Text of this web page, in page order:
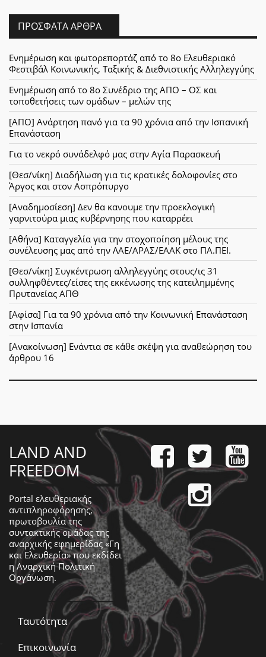
ΠΡΌΣΦΑΤΑ ΆΡΘΡΑ
Ενημέρωση και φωτορεπορτάζ από το 8ο Ελευθεριακό
Φεστιβάλ Κοινωνικής, Ταξικής & Διεθνιστικής Αλληλεγγύης
Ενημέρωση από το 8ο Συνέδριο της ΑΠΟ – ΟΣ και
τοποθετήσεις των ομάδων – μελών της
[ΑΠΟ] Ανάρτηση πανό για τα 90 χρόνια από την Ισπανική
Επανάσταση
Για το νεκρό συνάδελφό μας στην Αγία Παρασκευή
[Θεσ/νίκη] Διαδήλωση για τις κρατικές δολοφονίες στο
Άργος και στον Ασπρόπυργο
[Αναδημοσίεση] Δεν θα κανουμε την προεκλογική
γαρνιτούρα μιας κυβέρνησης που καταρρέει
[Αθήνα] Καταγγελία για την στοχοποίηση μέλους της
συνέλευσης μας από την ΛΑΕ/ΑΡΑΣ/ΕΑΑΚ στο ΠΑ.ΠΕΙ.
[Θεσ/νίκη] Συγκέντρωση αλληλεγγύης στους/ις 31
συλληφθέντες/είσες της εκκένωσης της κατειλημμένης
Πρυτανείας ΑΠΘ
[Αφίσα] Για τα 90 χρόνια από την Κοινωνική Επανάσταση
στην Ισπανία
[Ανακοίνωση] Ενάντια σε κάθε σκέψη για αναθεώρηση του
άρθρου 16
LAND AND
FREEDOM
Portal ελευθεριακής
αντιπληροφόρησης,
πρωτοβουλία της
συντακτικής ομάδας της
αναρχικής εφημερίδας «Γη
και Ελευθερία» που εκδίδει
ηΑναρχική Πολιτική
Οργάνωση.
Ταυτότητα
Επικοινωνία